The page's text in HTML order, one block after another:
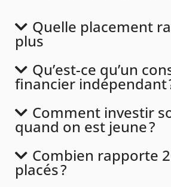
Quelle placement
plus
Qu’est-ce qu’un
financier indépendant
Comment investir
quand on est jeune ?
Combien rapporte
placés ?